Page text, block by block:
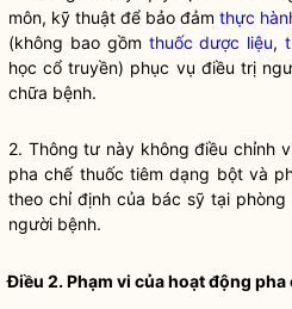
môn, kỹ thuật để bảo đảm thực
(không bao gồm thuốc dược liệu,
học cổ truyền) phục vụ điều trị
chữa bệnh.
2. Thông tư này không điều chỉnh
pha chế thuốc tiêm dạng bột và
theo chỉ định của bác sỹ tại
người bệnh.
Điều 2. Phạm vi của hoạt động